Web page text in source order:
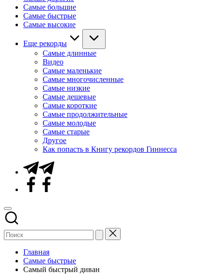
Самые большие
Самые быстрые
Самые высокие
Еще рекорды
Самые длинные
Видео
Самые маленькие
Самые многочисленные
Самые низкие
Самые дешевые
Самые короткие
Самые продолжительные
Самые молодые
Самые старые
Другое
Как попасть в Книгу рекордов Гиннесса
Telegram
Facebook
Главная
Самые быстрые
Самый быстрый диван